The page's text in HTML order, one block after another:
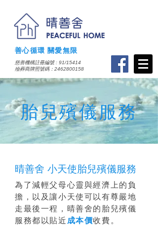
善心循環 關愛無限
慈善機構註冊編號 : 91/15414
​殮葬商牌照號碼：2462800158
​胎兒殯儀服務
晴善舍 小天使胎兒殯儀服務
為了減輕父母心靈與經濟上的負
擔，以及讓小天使可以有尊嚴地
走最後一程，晴善舍的胎兒殯儀
服務都以貼近 成本價收費。